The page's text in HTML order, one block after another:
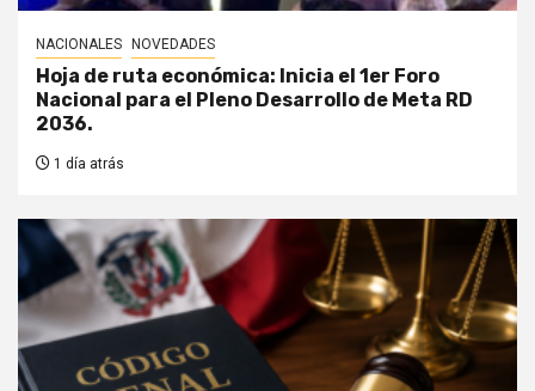
NACIONALES NOVEDADES
Hoja de ruta económica: Inicia el 1er Foro
Nacional para el Pleno Desarrollo de Meta RD
2036.
1 día atrás